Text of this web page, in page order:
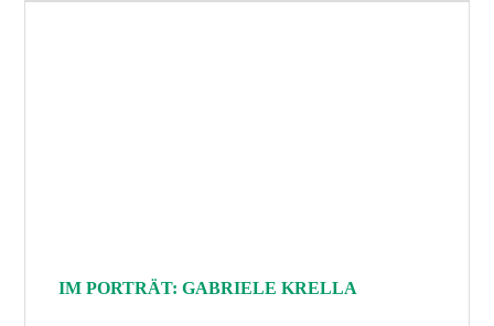
IM PORTRÄT: GABRIELE KRELLA